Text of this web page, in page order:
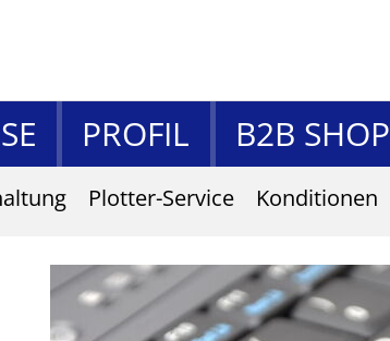
PROFIL B2B SHOP
Plotter-Service Konditionen